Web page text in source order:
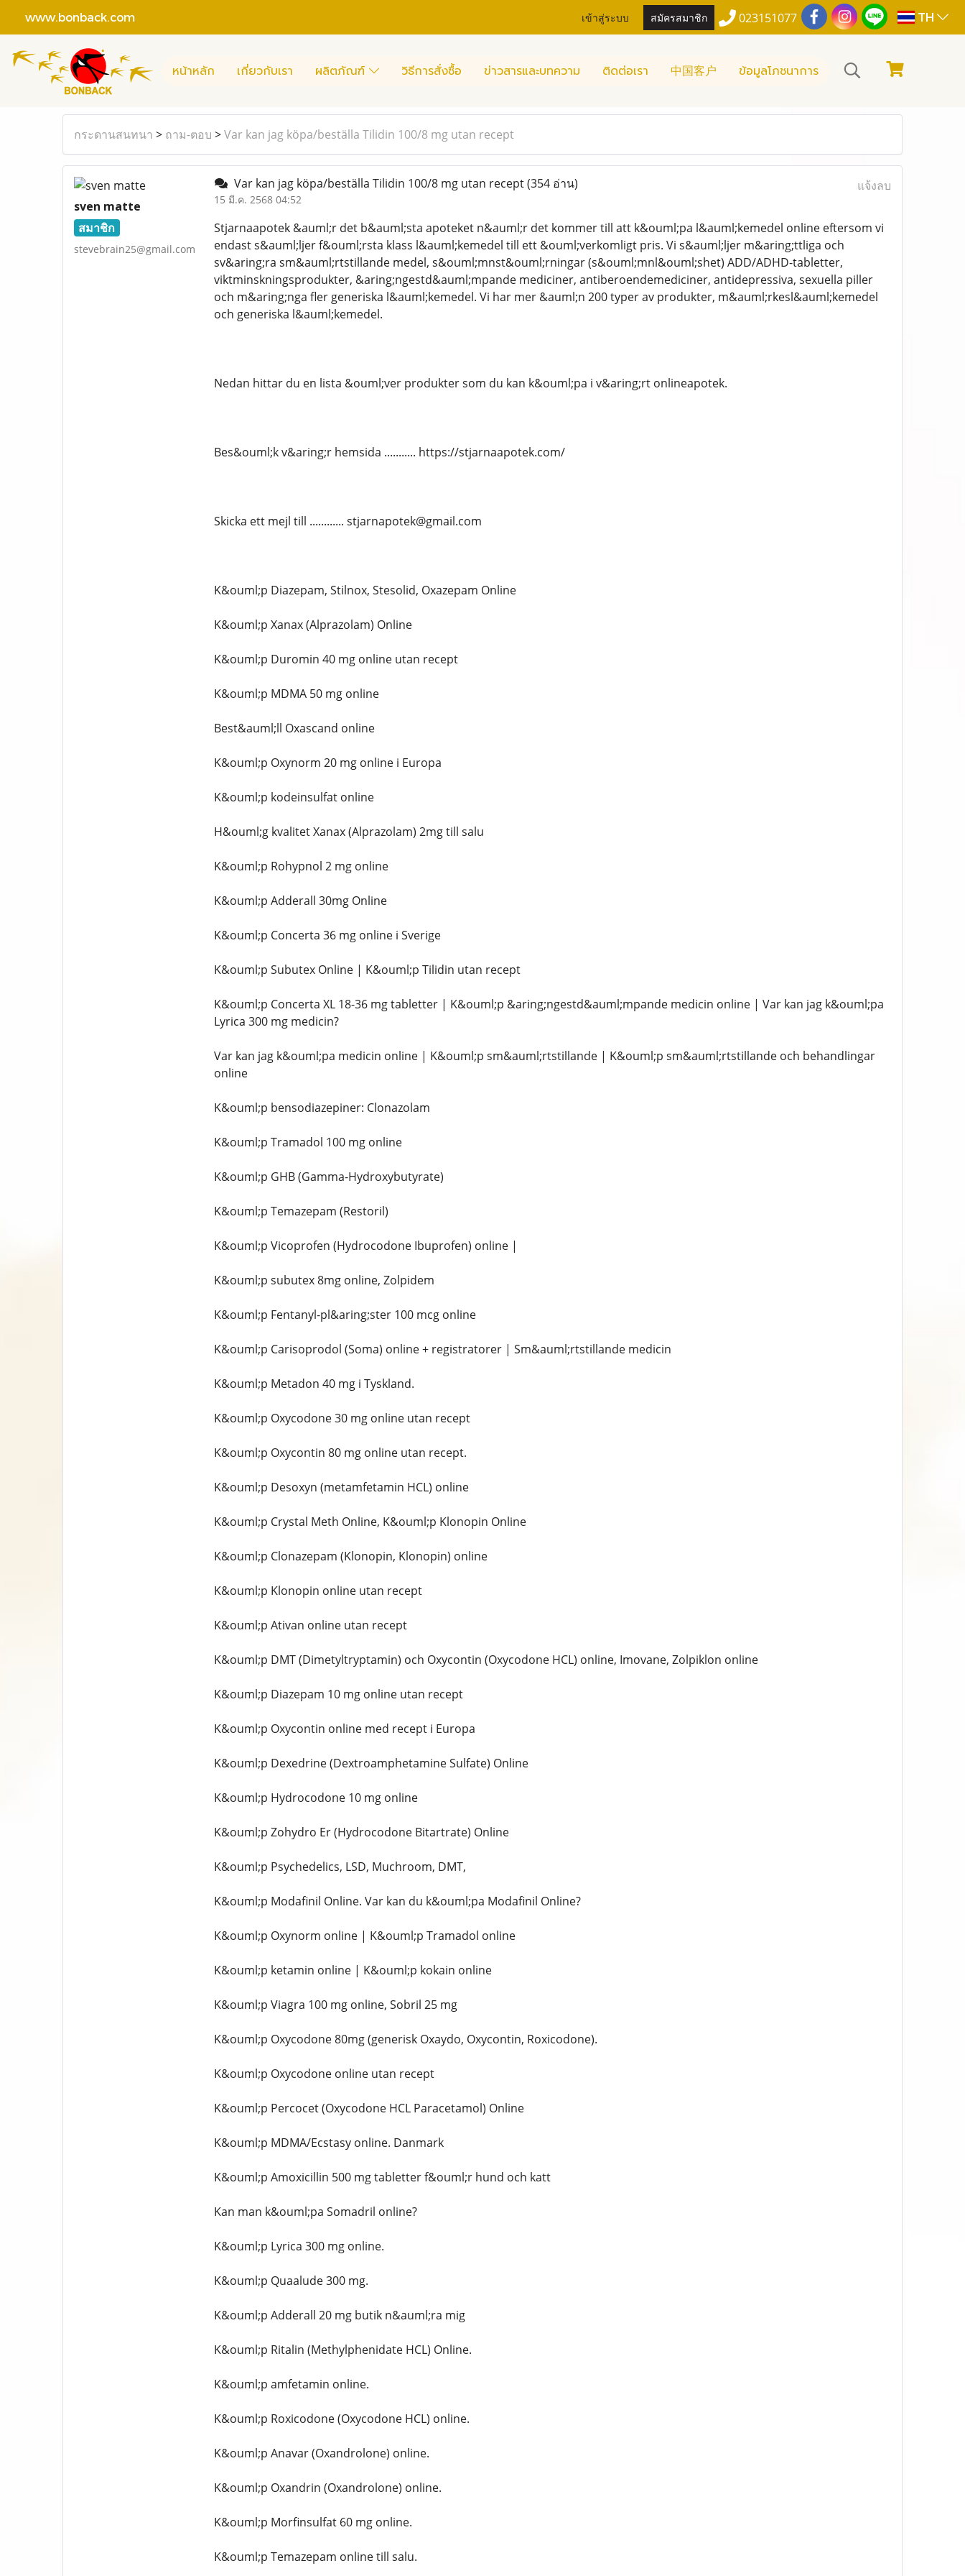
www.bonback.com เข้าสู่ระบบ สมัครสมาชิก 023151077 TH
หน้าหลัก เกี่ยวกับเรา ผลิตภัณฑ์ วิธีการสั่งซื้อ ข่าวสารและบทความ ติดต่อเรา 中国客户 ข้อมูลโภชนาการ
กระดานสนทนา > ถาม-ตอบ >Var kan jag köpa/beställa Tilidin 100/8 mg utan recept
sven matte
สมาชิก
stevebrain25@gmail.com
Var kan jag köpa/beställa Tilidin 100/8 mg utan recept(354 อ่าน)
15 มี.ค. 2568 04:52
แจ้งลบ
Stjarnaapotek &auml;r det b&auml;sta apoteket n&auml;r det kommer till att k&ouml;pa l&auml;kemedel online eftersom vi
endast s&auml;ljer f&ouml;rsta klass l&auml;kemedel till ett &ouml;verkomligt pris. Vi s&auml;ljer m&aring;ttliga och
sv&aring;ra sm&auml;rtstillande medel, s&ouml;mnst&ouml;rningar (s&ouml;mnl&ouml;shet) ADD/ADHD-tabletter,
viktminskningsprodukter, &aring;ngestd&auml;mpande mediciner, antiberoendemediciner, antidepressiva, sexuella piller
och m&aring;nga fler generiska l&auml;kemedel. Vi har mer &auml;n 200 typer av produkter, m&auml;rkesl&auml;kemedel
och generiska l&auml;kemedel.
Nedan hittar du en lista &ouml;ver produkter som du kan k&ouml;pa i v&aring;rt onlineapotek.
Bes&ouml;k v&aring;r hemsida ........... https://stjarnaapotek.com/
Skicka ett mejl till ............ stjarnapotek@gmail.com
K&ouml;p Diazepam, Stilnox, Stesolid, Oxazepam Online
K&ouml;p Xanax (Alprazolam) Online
K&ouml;p Duromin 40 mg online utan recept
K&ouml;p MDMA 50 mg online
Best&auml;ll Oxascand online
K&ouml;p Oxynorm 20 mg online i Europa
K&ouml;p kodeinsulfat online
H&ouml;g kvalitet Xanax (Alprazolam) 2mg till salu
K&ouml;p Rohypnol 2 mg online
K&ouml;p Adderall 30mg Online
K&ouml;p Concerta 36 mg online i Sverige
K&ouml;p Subutex Online | K&ouml;p Tilidin utan recept
K&ouml;p Concerta XL 18-36 mg tabletter | K&ouml;p &aring;ngestd&auml;mpande medicin online | Var kan jag k&ouml;pa
Lyrica 300 mg medicin?
Var kan jag k&ouml;pa medicin online | K&ouml;p sm&auml;rtstillande | K&ouml;p sm&auml;rtstillande och behandlingar
online
K&ouml;p bensodiazepiner: Clonazolam
K&ouml;p Tramadol 100 mg online
K&ouml;p GHB (Gamma-Hydroxybutyrate)
K&ouml;p Temazepam (Restoril)
K&ouml;p Vicoprofen (Hydrocodone Ibuprofen) online |
K&ouml;p subutex 8mg online, Zolpidem
K&ouml;p Fentanyl-pl&aring;ster 100 mcg online
K&ouml;p Carisoprodol (Soma) online + registratorer | Sm&auml;rtstillande medicin
K&ouml;p Metadon 40 mg i Tyskland.
K&ouml;p Oxycodone 30 mg online utan recept
K&ouml;p Oxycontin 80 mg online utan recept.
K&ouml;p Desoxyn (metamfetamin HCL) online
K&ouml;p Crystal Meth Online, K&ouml;p Klonopin Online
K&ouml;p Clonazepam (Klonopin, Klonopin) online
K&ouml;p Klonopin online utan recept
K&ouml;p Ativan online utan recept
K&ouml;p DMT (Dimetyltryptamin) och Oxycontin (Oxycodone HCL) online, Imovane, Zolpiklon online
K&ouml;p Diazepam 10 mg online utan recept
K&ouml;p Oxycontin online med recept i Europa
K&ouml;p Dexedrine (Dextroamphetamine Sulfate) Online
K&ouml;p Hydrocodone 10 mg online
K&ouml;p Zohydro Er (Hydrocodone Bitartrate) Online
K&ouml;p Psychedelics, LSD, Muchroom, DMT,
K&ouml;p Modafinil Online. Var kan du k&ouml;pa Modafinil Online?
K&ouml;p Oxynorm online | K&ouml;p Tramadol online
K&ouml;p ketamin online | K&ouml;p kokain online
K&ouml;p Viagra 100 mg online, Sobril 25 mg
K&ouml;p Oxycodone 80mg (generisk Oxaydo, Oxycontin, Roxicodone).
K&ouml;p Oxycodone online utan recept
K&ouml;p Percocet (Oxycodone HCL Paracetamol) Online
K&ouml;p MDMA/Ecstasy online. Danmark
K&ouml;p Amoxicillin 500 mg tabletter f&ouml;r hund och katt
Kan man k&ouml;pa Somadril online?
K&ouml;p Lyrica 300 mg online.
K&ouml;p Quaalude 300 mg.
K&ouml;p Adderall 20 mg butik n&auml;ra mig
K&ouml;p Ritalin (Methylphenidate HCL) Online.
K&ouml;p amfetamin online.
K&ouml;p Roxicodone (Oxycodone HCL) online.
K&ouml;p Anavar (Oxandrolone) online.
K&ouml;p Oxandrin (Oxandrolone) online.
K&ouml;p Morfinsulfat 60 mg online.
K&ouml;p Temazepam online till salu.